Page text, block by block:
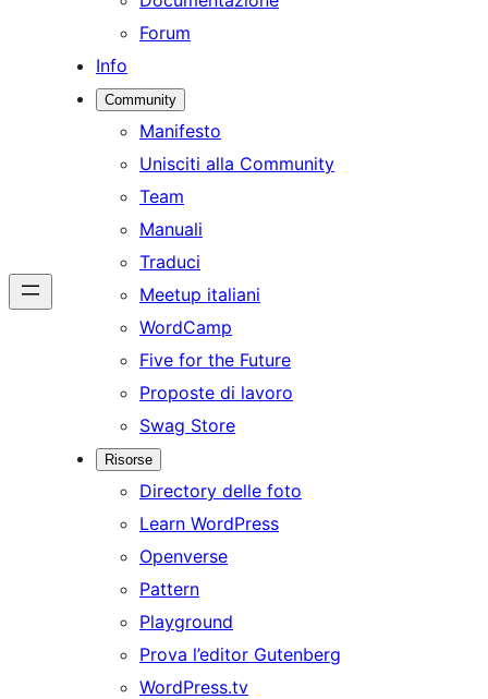
Forum
Info
Community
Manifesto
Unisciti alla Community
Team
Manuali
Traduci
Meetup italiani
WordCamp
Five for the Future
Proposte di lavoro
Swag Store
Risorse
Directory delle foto
Learn WordPress
Openverse
Pattern
Playground
Prova l’editor Gutenberg
WordPress.tv